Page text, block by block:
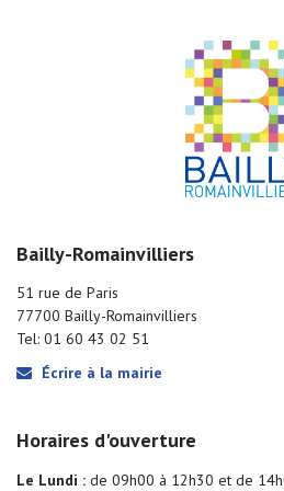
Bailly-Romainvilliers
51 rue de Paris
77700 Bailly-Romainvilliers
Tel: 01 60 43 02 51
Écrire à la mairie
Horaires d'ouverture
Le Lundi : de 09h00 à 12h30 et de